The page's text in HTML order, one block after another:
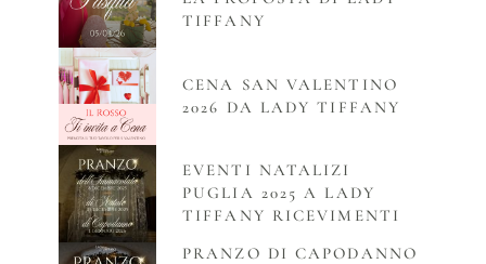
TIFFANY
CENA SAN VALENTINO
2026 DA LADY TIFFANY
EVENTI NATALIZI
PUGLIA 2025 A LADY
TIFFANY RICEVIMENTI
PRANZO DI CAPODANNO